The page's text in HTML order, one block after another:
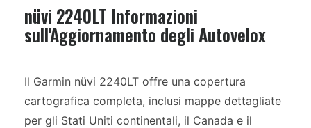
nüvi 2240LT Informazioni
sull'Aggiornamento degli Autovelox
Il Garmin nüvi 2240LT offre una copertura
cartografica completa, inclusi mappe dettagliate
per gli Stati Uniti continentali, il Canada e il